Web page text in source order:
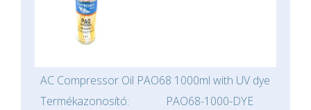
AC Compressor Oil PAO68 1000ml with UV dye
Termékazonosító:
PAO68-1000-DYE